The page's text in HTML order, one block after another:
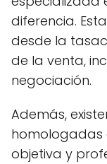
diferencia.
desde la
de la venta,
negociación.
Además,
homologadas
objetiva y